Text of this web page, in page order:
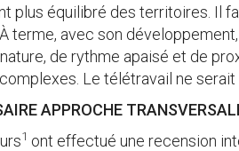
plus équilibré des territoires. Il
terme, avec son
de rythme apaisé et de
Le télétravail ne serait
APPROCHE
1 ont effectué une recension